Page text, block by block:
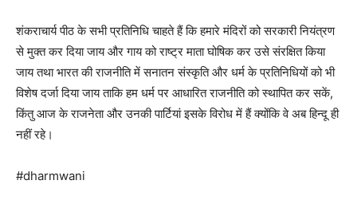
शंकराचार्य पीठ के सभी प्रतिनिधि चाहते हैं कि हमारे मंदिरों को सरकारी नियंत्रण
से मुक्त कर दिया जाय और गाय को राष्ट्र माता घोषिक कर उसे संरक्षित किया
जाय तथा भारत की राजनीति में सनातन संस्कृति और धर्म के प्रतिनिधियों को भी
विशेष दर्जा दिया जाय ताकि हम धर्म पर आधारित राजनीति को स्थापित कर सकें,
किंतु आज के राजनेता और उनकी पार्टियां इसके विरोध में हैं क्योंकि वे अब हिन्दू ही
नहीं रहे।
#dharmwani